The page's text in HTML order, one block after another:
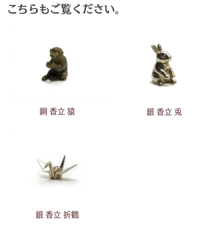
こちらもご覧ください。
銅 香立 猿 銀 香立 兎
銀 香立 折鶴